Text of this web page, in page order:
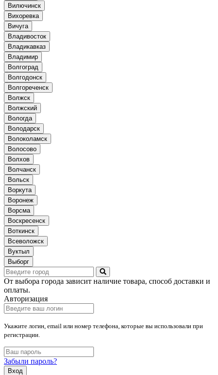
Вилючинск
Вихоревка
Вичуга
Владивосток
Владикавказ
Владимир
Волгоград
Волгодонск
Волгореченск
Волжск
Волжский
Вологда
Володарск
Волоколамск
Волосово
Волхов
Волчанск
Вольск
Воркута
Воронеж
Ворсма
Воскресенск
Воткинск
Всеволожск
Вуктыл
Выборг
От выбора города зависит наличие товара, способ доставки и
оплаты.
Авторизация
Укажите логин, email или номер телефона, которые вы использовали при
регистрации.
Забыли пароль?
Вход